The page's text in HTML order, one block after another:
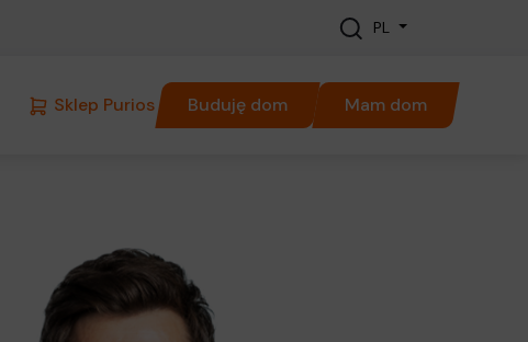
PL
Sklep Purios Buduję dom Mam dom